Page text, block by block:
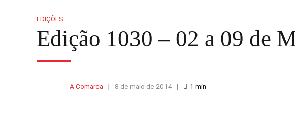
EDIÇÕES
Edição 1030 – 02 a 09 de
A Comarca 8 de maio de 2014 1 min